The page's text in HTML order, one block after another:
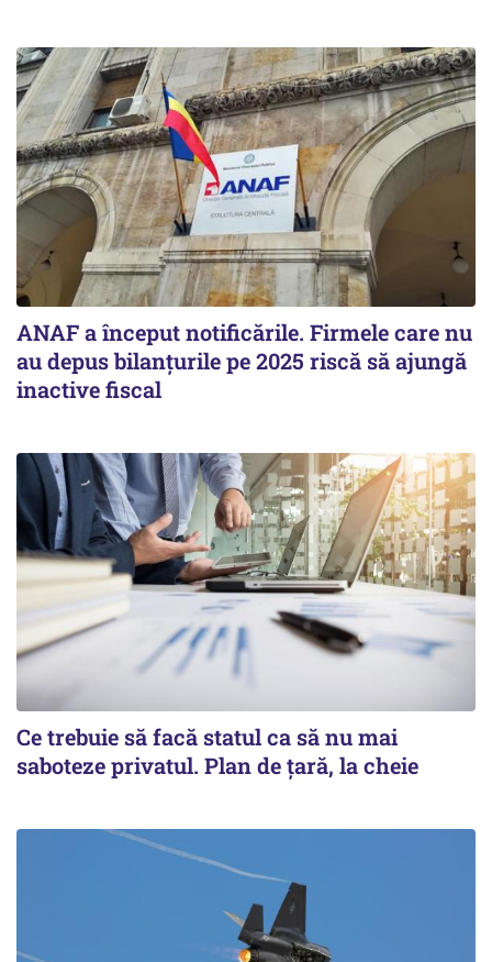
ANAF a început notificările. Firmele care nu
au depus bilanțurile pe 2025 riscă să ajungă
inactive fiscal
Ce trebuie să facă statul ca să nu mai
saboteze privatul. Plan de țară, la cheie